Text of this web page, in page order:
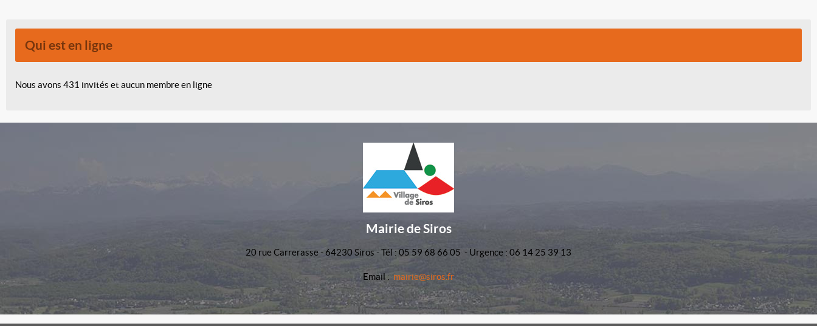
Qui est en ligne
Nous avons 431 invités et aucun membre en ligne
Mairie de Siros
20 rue Carrerasse - 64230 Siros - Tél : 05 59 68 66 05 - Urgence : 06 14 25 39 13
Email : mairie@siros.fr